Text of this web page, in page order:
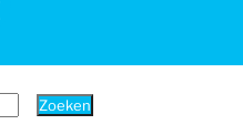
Zoeken